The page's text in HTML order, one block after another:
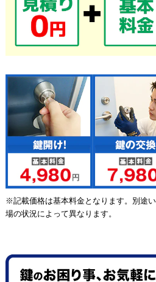
※記載価格は基本料金となります。別途
場の状況によって異なります。